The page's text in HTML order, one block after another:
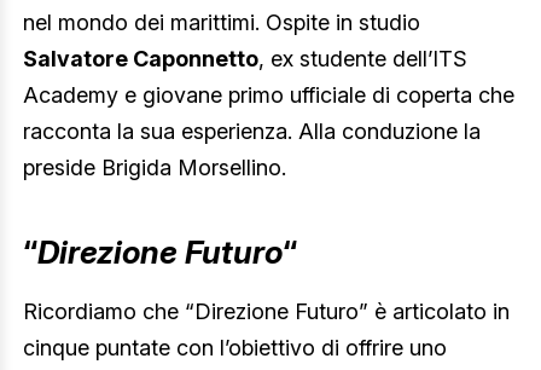
nel mondo dei marittimi. Ospite in studio
Salvatore Caponnetto, ex studente dell’ITS
Academy e giovane primo ufficiale di coperta che
racconta la sua esperienza. Alla conduzione la
preside Brigida Morsellino.
“Direzione Futuro“
Ricordiamo che “Direzione Futuro” è articolato in
cinque puntate con l’obiettivo di offrire uno